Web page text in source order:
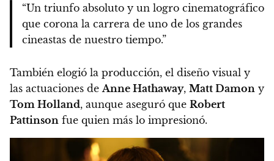
“Un triunfo absoluto y un logro cinematográfico
que corona la carrera de uno de los grandes
cineastas de nuestro tiempo.”
También elogió la producción, el diseño visual y
las actuaciones deAnne Hathaway, Matt Damon y
Tom Holland, aunque aseguró que Robert
Pattinson fue quien más lo impresionó.